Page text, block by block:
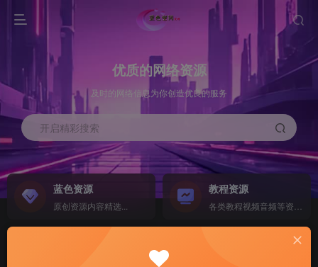
优质的网络资源
及时的网络信息为你创造优良的服务
开启精彩搜索
蓝色资源
原创资源内容精选...
教程资源